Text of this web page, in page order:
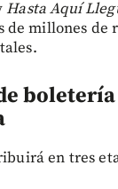
Hasta Aquí
de millones de
en tres